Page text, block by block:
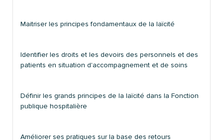
Maitriser les principes fondamentaux de la laïcité
Identifier les droits et les devoirs des personnels et des
patients en situation d'accompagnement et de soins
Définir les grands principes de la laïcité dans la Fonction
publique hospitalière
Améliorer ses pratiques sur la base des retours